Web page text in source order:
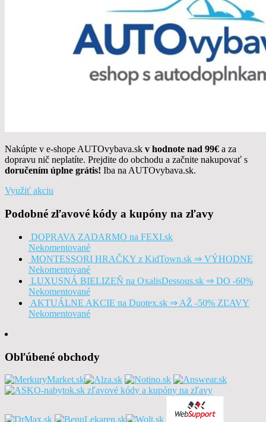
Nakúpte v e-shope AUTOvybava.sk v hodnote nad 99€ a za
dopravu nič neplatíte. Prejdite do obchodu a začnite nakupovať s
doručením úplne grátis! Iba na AUTOvybava.sk.
Využiť akciu
Podobné zľavové kódy a kupóny na zľavy
DOPRAVA ZADARMO na FEXI.sk
Nekomentované
MONTESSORI HRAČKY z KidTown.sk ⇒ VÝHODNE
Nekomentované
LUXUSNÁ BIELIZEŇ na OxalisDessous.sk ⇒ DO -60%
Nekomentované
AKTUÁLNE AKCIE na Duotex.sk ⇒ AŽ -50% ZĽAVY
Nekomentované
Obľúbené obchody